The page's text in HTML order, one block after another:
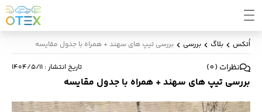
اُتکس بلاگ بررسی بررسی تیپ های سهند + همراه با جدول مقایسه
نظرات (
0
) تاریخ انتشار: ۱۴۰۴/۵/۱۱
بررسی تیپ های سهند + همراه با جدول مقایسه